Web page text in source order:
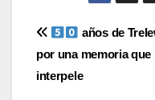
de
años de
por una memoria que
interpele